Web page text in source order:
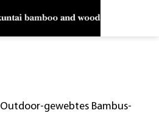
Outdoor-gewebtes Bambus-